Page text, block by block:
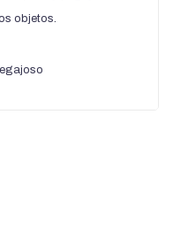
objetos.